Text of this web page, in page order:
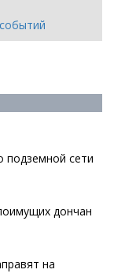
подземной сети
дончан
на